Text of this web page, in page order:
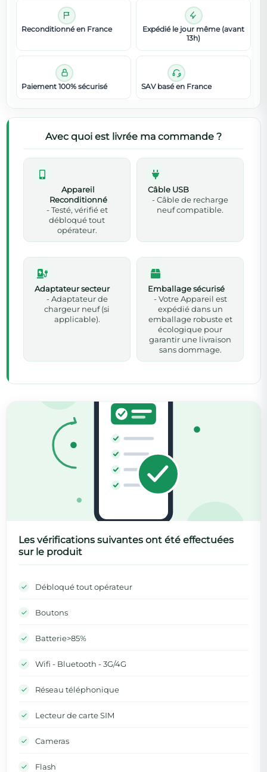
Reconditionné en France
Expédié le jour même (avant
13h)
Paiement 100% sécurisé SAV basé en France
Avec quoi est livrée ma commande ?
Appareil
Reconditionné
- Testé, vérifié et
débloqué tout
opérateur.
Câble USB
- Câble de recharge
neuf compatible.
Adaptateur secteur
- Adaptateur de
chargeur neuf (si
applicable).
Emballage sécurisé
- Votre Appareil est
expédié dans un
emballage robuste et
écologique pour
garantir une livraison
sans dommage.
Les vérifications suivantes ont été effectuées
sur le produit
Débloqué tout opérateur
Boutons
Batterie>85%
Wifi - Bluetooth - 3G/4G
Réseau téléphonique
Lecteur de carte SIM
Cameras
Flash